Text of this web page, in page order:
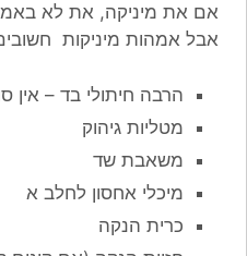
אם את מיניקה, את לא
אבל אמהות מיניקות
הרבה חיתולי בד – אין
מטליות גיהוק
משאבת שד
מיכלי אחסון לחלב א
כרית הנקה